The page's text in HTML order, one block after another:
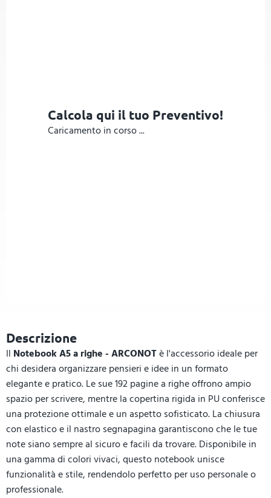
Calcola qui il tuo Preventivo!
Caricamento in corso ...
Descrizione
Il Notebook A5 a righe - ARCONOTè l'accessorio ideale per
chi desidera organizzare pensieri e idee in un formato
elegante e pratico. Le sue 192 pagine a righe offrono ampio
spazio per scrivere, mentre la copertina rigida in PU conferisce
una protezione ottimale e un aspetto sofisticato. La chiusura
con elastico e il nastro segnapagina garantiscono che le tue
note siano sempre al sicuro e facili da trovare. Disponibile in
una gamma di colori vivaci, questo notebook unisce
funzionalità e stile, rendendolo perfetto per uso personale o
professionale.